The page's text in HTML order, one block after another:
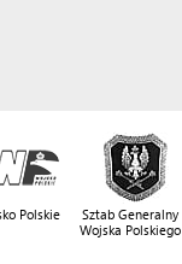
Polskie
Sztab Generalny
Wojska Polskiego